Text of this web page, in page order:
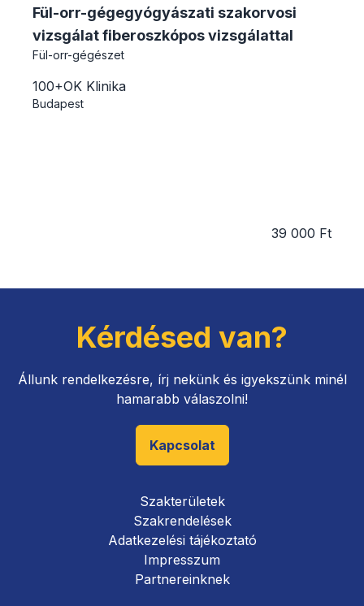
Fül-orr-gégegyógyászati szakorvosi
vizsgálat fiberoszkópos vizsgálattal
Fül-orr-gégészet
100+OK Klinika
Budapest
39 000 Ft
Kérdésed van?
Állunk rendelkezésre, írj nekünk és igyekszünk minél
hamarabb válaszolni!
Kapcsolat
Szakterületek
Szakrendelések
Adatkezelési tájékoztató
Impresszum
Partnereinknek